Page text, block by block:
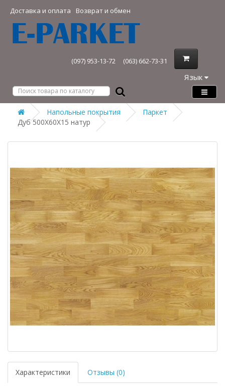
Доставка и оплата Возврат и обмен
(097) 953-13-72 (063) 662-73-31
Язык
Напольные покрытия
Паркет
Дуб 500Х60Х15 натур
Характеристики Отзывы (0)